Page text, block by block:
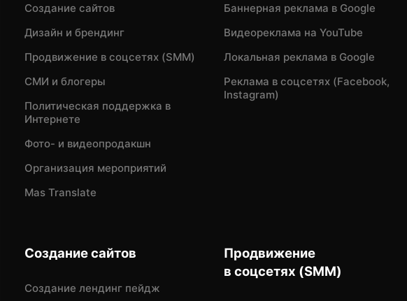
Создание сайтов
Дизайн и брендинг
Продвижение в соцсетях (SMM)
СМИ и блогеры
Политическая поддержка в
Интернете
Фото- и видеопродакшн
Организация мероприятий
Mas Translate
Баннерная реклама в Google
Видеореклама на YouTube
Локальная реклама в Google
Реклама в соцсетях (Facebook,
Instagram)
Создание сайтов
Создание лендинг пейдж
Продвижение
в соцсетях (SMM)